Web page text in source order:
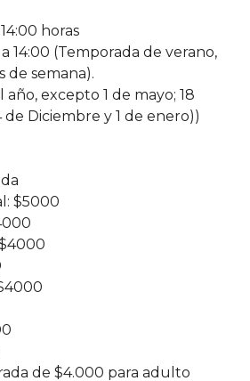
horas
a 14:00 (Temporada de verano,
de semana).
excepto 1 de mayo; 18
Diciembre y 1 de enero))
5000
4000
4000
de $4.000 para adulto